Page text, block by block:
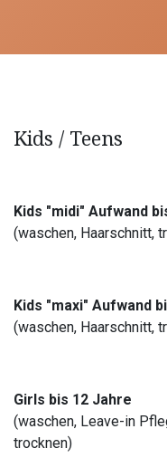
Kids / Teens
Kids "midi" Aufwand
(waschen, Haarschnitt,
Kids "maxi" Aufwand
(waschen, Haarschnitt,
Girls bis 12 Jahre
(waschen, Leave-in
trocknen)